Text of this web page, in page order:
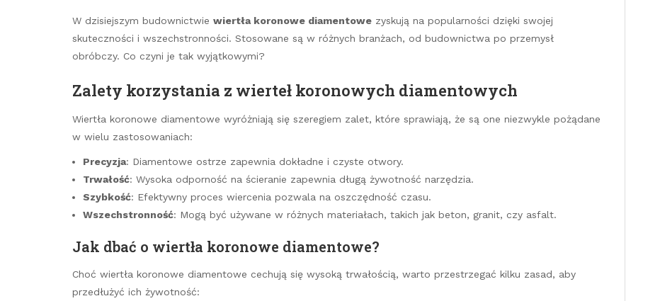
W dzisiejszym budownictwie wiertła koronowe diamentowe zyskują na popularności dzięki swojej
skuteczności i wszechstronności. Stosowane są w różnych branżach, od budownictwa po przemysł
obróbczy. Co czyni je tak wyjątkowymi?
Zalety korzystania z wierteł koronowych diamentowych
Wiertła koronowe diamentowe wyróżniają się szeregiem zalet, które sprawiają, że są one niezwykle pożądane
w wielu zastosowaniach:
Precyzja: Diamentowe ostrze zapewnia dokładne i czyste otwory.
Trwałość: Wysoka odporność na ścieranie zapewnia długą żywotność narzędzia.
Szybkość: Efektywny proces wiercenia pozwala na oszczędność czasu.
Wszechstronność: Mogą być używane w różnych materiałach, takich jak beton, granit, czy asfalt.
Jak dbać o wiertła koronowe diamentowe?
Choć wiertła koronowe diamentowe cechują się wysoką trwałością, warto przestrzegać kilku zasad, aby
przedłużyć ich żywotność: